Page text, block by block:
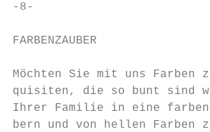
-8-
FARBENZAUBER
Möchten Sie mit uns Farben
quisiten, die so bunt sind
Ihrer Familie in eine
bern und von hellen Farben